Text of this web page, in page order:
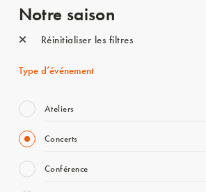
Notre saison
Réinitialiser les filtres
Type d’événement
Ateliers
Concerts
Conférence